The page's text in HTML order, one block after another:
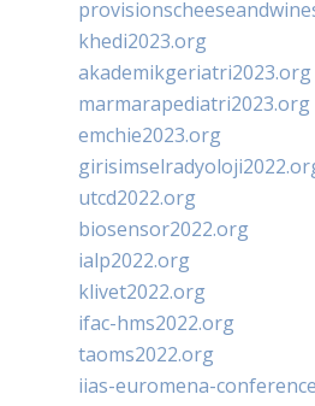
khedi2023.org
akademikgeriatri2023.org
marmarapediatri2023.org
emchie2023.org
utcd2022.org
biosensor2022.org
ialp2022.org
klivet2022.org
ifac-hms2022.org
taoms2022.org
iias-euromena-